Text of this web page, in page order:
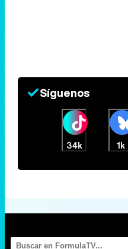
Síguenos
34k 1k